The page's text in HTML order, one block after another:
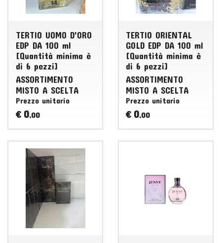
TERTIO UOMO D'ORO
EDP DA 100 ml
[Quantità minima è
di 6 pezzi]
ASSORTIMENTO
MISTO A SCELTA
Prezzo unitario
€ 0,00
TERTIO ORIENTAL
GOLD EDP DA 100 ml
[Quantità minima è
di 6 pezzi]
ASSORTIMENTO
MISTO A SCELTA
Prezzo unitario
€ 0,00